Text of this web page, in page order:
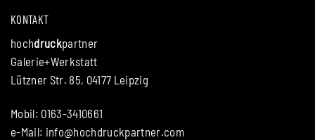
KONTAKT
hochdruckpartner
Galerie+Werkstatt
Lützner Str. 85, 04177 Leipzig
Mobil: 0163-3410661
e-Mail: info@hochdruckpartner.com